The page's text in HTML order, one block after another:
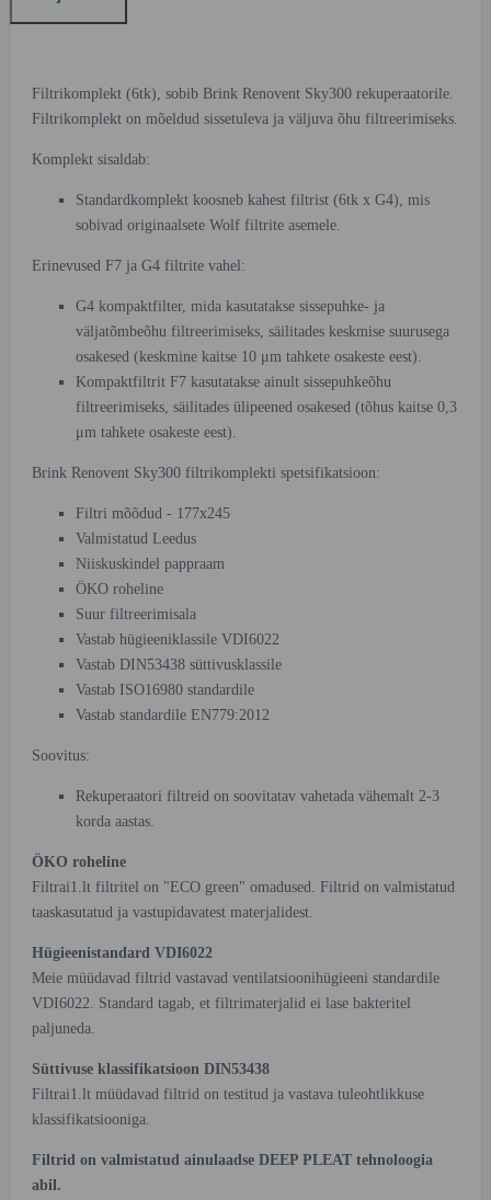
Filtrikomplekt (6tk), sobib Brink Renovent Sky300 rekuperaatorile.
Filtrikomplekt on mõeldud sissetuleva ja väljuva õhu filtreerimiseks.
Komplekt sisaldab:
Standardkomplekt koosneb kahest filtrist (6tk x G4), mis
sobivad originaalsete Wolf filtrite asemele.
Erinevused F7 ja G4 filtrite vahel:
G4 kompaktfilter, mida kasutatakse sissepuhke- ja
väljatõmbeõhu filtreerimiseks, säilitades keskmise suurusega
osakesed (keskmine kaitse 10 μm tahkete osakeste eest).
Kompaktfiltrit F7 kasutatakse ainult sissepuhkeõhu
filtreerimiseks, säilitades ülipeened osakesed (tõhus kaitse 0,3
μm tahkete osakeste eest).
Brink Renovent Sky300 filtrikomplekti spetsifikatsioon:
Filtri mõõdud - 177x245
Valmistatud Leedus
Niiskuskindel pappraam
ÖKO roheline
Suur filtreerimisala
Vastab hügieeniklassile VDI6022
Vastab DIN53438 süttivusklassile
Vastab ISO16980 standardile
Vastab standardile EN779:2012
Soovitus:
Rekuperaatori filtreid on soovitatav vahetada vähemalt 2-3
korda aastas.
ÖKO roheline
Filtrai1.lt filtritel on "ECO green" omadused. Filtrid on valmistatud
taaskasutatud ja vastupidavatest materjalidest.
Hügieenistandard VDI6022
Meie müüdavad filtrid vastavad ventilatsioonihügieeni standardile
VDI6022. Standard tagab, et filtrimaterjalid ei lase bakteritel
paljuneda.
Süttivuse klassifikatsioon DIN53438
Filtrai1.lt müüdavad filtrid on testitud ja vastava tuleohtlikkuse
klassifikatsiooniga.
Filtrid on valmistatud ainulaadse DEEP PLEAT tehnoloogia
abil.